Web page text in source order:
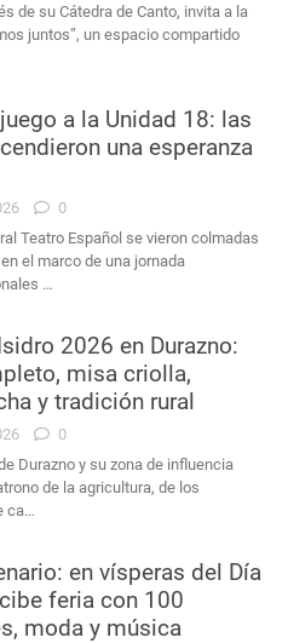
de su Cátedra de Canto, invita a la
juntos”, un espacio compartido
a la Unidad 18: las
una esperanza
0
Teatro Español se vieron colmadas
el marco de una jornada
…
2026 en Durazno:
misa criolla,
y tradición rural
0
Durazno y su zona de influencia
de la agricultura, de los
ca…
en vísperas del Día
feria con 100
moda y música